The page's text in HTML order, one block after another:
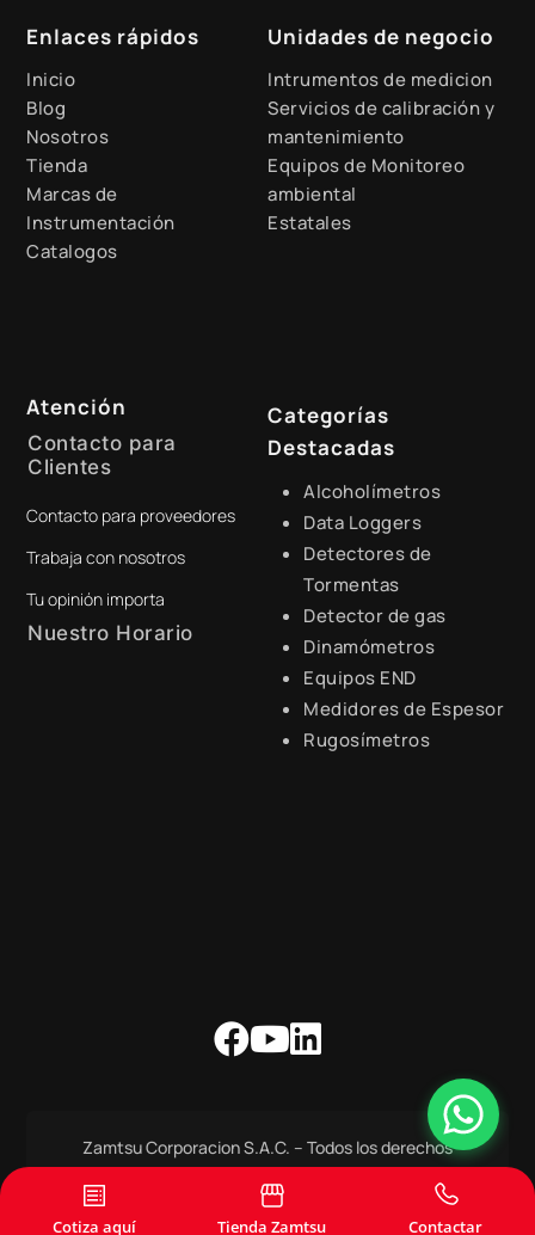
Enlaces rápidos
Inicio
Blog
Nosotros
Tienda
Marcas de
Instrumentación
Catalogos
Unidades de negocio
Intrumentos de medicion
Servicios de calibración y
mantenimiento
Equipos de Monitoreo
ambiental
Estatales
Atención
Contacto para
Clientes
+51 941 525 454
digital@zamtsu.com
Contacto para proveedores
Trabaja con nosotros
Tu opinión importa
Nuestro Horario
Categorías
Destacadas
Alcoholímetros
Data Loggers
Detectores de
Tormentas
Detector de gas
Dinamómetros
Equipos END
Medidores de Espesor
Rugosímetros
Zamtsu Corporacion S.A.C. – Todos los derechos
Reservados.
Copyright 2021-22 – All Right Reserved
Cotiza aquí Tienda Zamtsu Contactar